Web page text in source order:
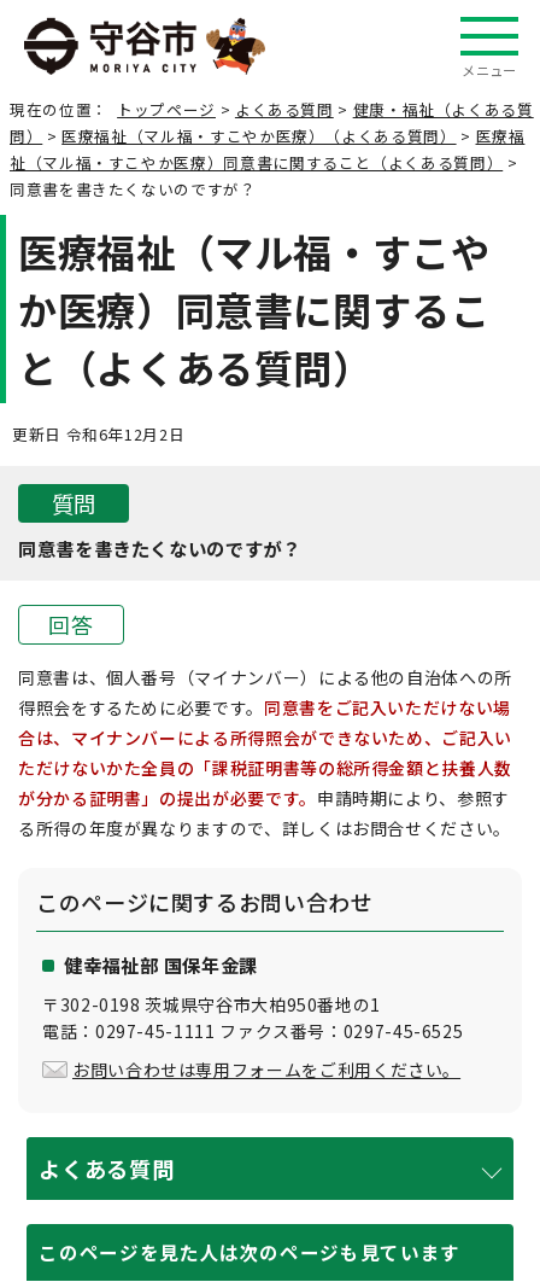
メニュー
現在の位置： トップページ > よくある質問 > 健康・福祉（よくある質
問）
>医療福祉（マル福・すこやか医療）（よくある質問） > 医療福
祉（マル福・すこやか医療）同意書に関すること（よくある質問）
>
同意書を書きたくないのですが？
医療福祉（マル福・すこや
か医療）同意書に関するこ
と（よくある質問）
更新日 令和6年12月2日
質問
同意書を書きたくないのですが？
回答
同意書は、個人番号（マイナンバー）による他の自治体への所
得照会をするために必要です。 同意書をご記入いただけない場
合は、マイナンバーによる所得照会ができないため、ご記入い
ただけないかた全員の「課税証明書等の総所得金額と扶養人数
が分かる証明書」の提出が必要です。 申請時期により、参照す
る所得の年度が異なりますので、詳しくはお問合せください。
このページに関するお問い合わせ
健幸福祉部 国保年金課
〒302-0198 茨城県守谷市大柏950番地の1
電話：0297-45-1111 ファクス番号：0297-45-6525
お問い合わせは専用フォームをご利用ください。
よくある質問
このページを見た人は次のページも見ています